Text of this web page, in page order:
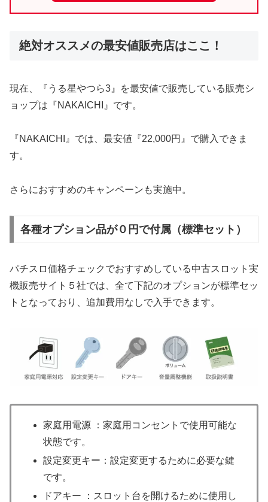
絶対オススメの最安値販売店はここ！
現在、『うる星やつら3』を最安値で販売している販売シ
ョップは『NAKAICHI』です。
『NAKAICHI』では、最安値『22,000円』で購入できま
す。
さらにおすすめのキャンペーンも実施中。
各種オプション品が０円で付属（標準セット）
パチスロ価格チェックでおすすめしている中古スロット実
機販売サイト５社では、全て下記のオプションが標準セッ
トとなっており、追加費用なしで入手できます。
家庭用電源 ：家庭用コンセントで使用可能な
状態です。
設定変更キー：設定変更するために必要な鍵
です。
ドアキー ：スロット台を開けるために使用し